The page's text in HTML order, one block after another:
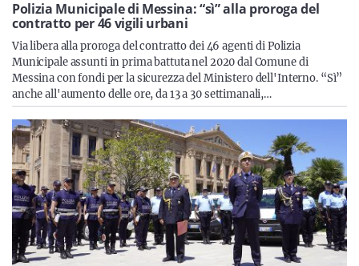
Servizi
Resta sempre aggiornato con le ultime news, iscriviti alla
nostra newsletter
Iscriviti
Polizia Municipale di Messina: “sì” alla proroga del
contratto per 46 vigili urbani
Via libera alla proroga del contratto dei 46 agenti di Polizia
Municipale assunti in prima battuta nel 2020 dal Comune di
Messina con fondi per la sicurezza del Ministero dell'Interno. “Sì”
anche all'aumento delle ore, da 13 a 30 settimanali,…